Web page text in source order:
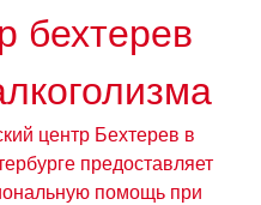
бехтерев
центр Бехтерев в
предоставляет
помощь при